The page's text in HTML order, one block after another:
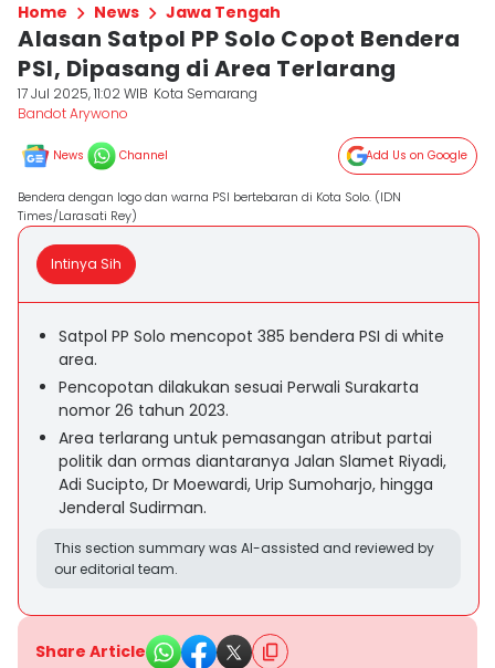
Home News Jawa Tengah
Alasan Satpol PP Solo Copot Bendera
PSI, Dipasang di Area Terlarang
17 Jul 2025, 11:02 WIB Kota Semarang
Bandot Arywono
News Channel Add Us on Google
Bendera dengan logo dan warna PSI bertebaran di Kota Solo. (IDN
Times/Larasati Rey)
Intinya Sih
Satpol PP Solo mencopot 385 bendera PSI di white
area.
Pencopotan dilakukan sesuai Perwali Surakarta
nomor 26 tahun 2023.
Area terlarang untuk pemasangan atribut partai
politik dan ormas diantaranya Jalan Slamet Riyadi,
Adi Sucipto, Dr Moewardi, Urip Sumoharjo, hingga
Jenderal Sudirman.
This section summary was AI-assisted and reviewed by
our editorial team.
Share Article